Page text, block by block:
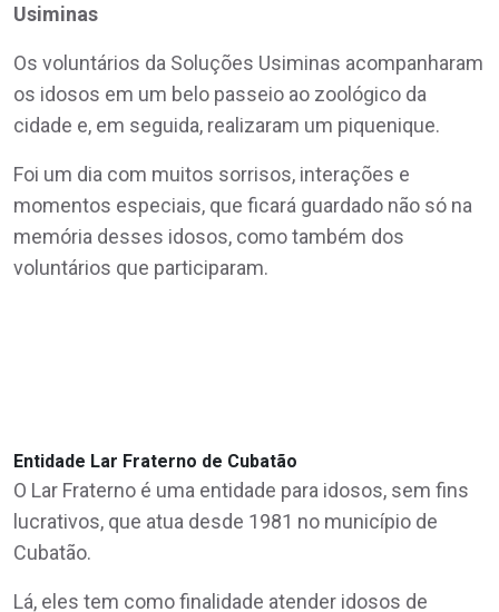
Usiminas
Os voluntários da Soluções Usiminas acompanharam
os idosos em um belo passeio ao zoológico da
cidade e, em seguida, realizaram um piquenique.
Foi um dia com muitos sorrisos, interações e
momentos especiais, que ficará guardado não só na
memória desses idosos, como também dos
voluntários que participaram.
Entidade Lar Fraterno de Cubatão
O Lar Fraterno é uma entidade para idosos, sem fins
lucrativos, que atua desde 1981 no município de
Cubatão.
Lá, eles tem como finalidade atender idosos de